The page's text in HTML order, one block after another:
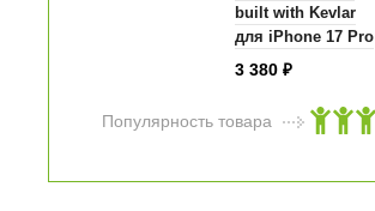
built with Kevlar
для iPhone 17 Pro
6.3" коричневый
3 380₽
Популярность товара